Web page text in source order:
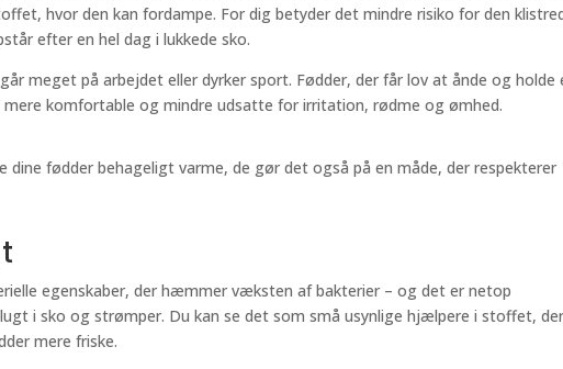
hvor den kan fordampe. For dig betyder det mindre risiko for den
efter en hel dag i lukkede sko.
meget på arbejdet eller dyrker sport. Fødder, der får lov at ånde og holde
komfortable og mindre udsatte for irritation, rødme og ømhed.
dine fødder behageligt varme, de gør det også på en måde, der respekterer
egenskaber, der hæmmer væksten af bakterier – og det er netop
i sko og strømper. Du kan se det som små usynlige hjælpere i stoffet, der
mere friske.